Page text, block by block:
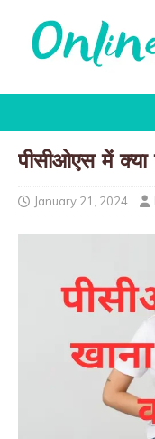
पीसीओएस में क्या
January 21, 2024